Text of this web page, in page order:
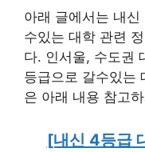
아래 글에서는 내
수있는 대학 관련
다. 인서울, 수도권
등급으로 갈수있는
은 아래 내용 참고
[내신 4등급